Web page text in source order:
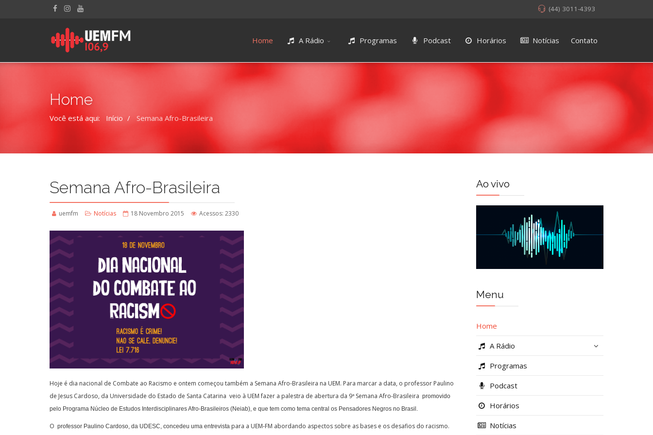
(44) 3011-4393
Home A Rádio Programas Podcast Horários Notícias Contato
Home
Você está aqui: Início Semana Afro-Brasileira
Semana Afro-Brasileira
uemfm Notícias 18 Novembro 2015 Acessos: 2330
Hoje é dia nacional de Combate ao Racismo e ontem começou também a Semana Afro-Brasileira na UEM. Para marcar a data, o professor Paulino
de Jesus Cardoso, da Universidade do Estado de Santa Catarina veio à UEM fazer a palestra de abertura da 9ª Semana Afro-Brasileira promovido
pelo Programa Núcleo de Estudos Interdisciplinares Afro-Brasileiros (Neiab), e que tem como tema central os Pensadores Negros no Brasil.
O professor Paulino Cardoso, da UDESC, concedeu uma entrevista para a UEM-FM abordando aspectos sobre as bases e os desafios do racismo.
Ao vivo
Menu
Home
A Rádio
Programas
Podcast
Horários
Notícias